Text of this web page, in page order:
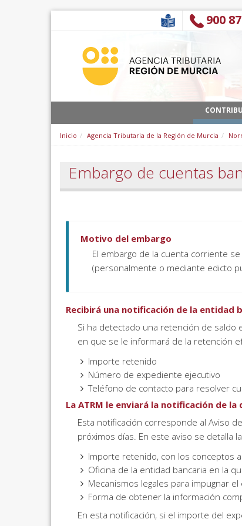
900
Inicio Agencia Tributaria de la Región de Murcia
Embargo de cuentas
Motivo del embargo
El embargo de la cuenta corriente
(personalmente o mediante edicto
Recibirá una notificación de la entidad
Si ha detectado una retención de saldo
en que se le informará de la retención
Importe retenido
Número de expediente ejecutivo
Teléfono de contacto para resolver
La ATRM le enviará la notificación de
Esta notificación corresponde al Aviso
próximos días. En este aviso se detalla
Importe retenido, con los conceptos
Oficina de la entidad bancaria en la
Mecanismos legales para impugnar el
Forma de obtener la información
En esta notificación, si el importe del